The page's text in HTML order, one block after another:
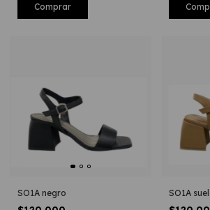
Comprar
SO1A negro SO1A